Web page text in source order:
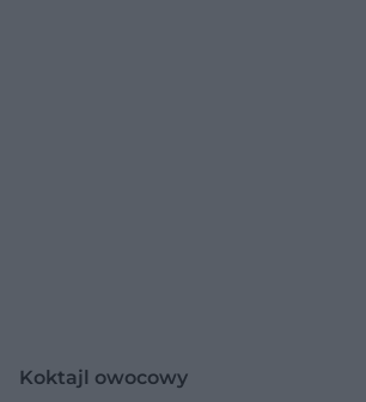
Koktajl owocowy